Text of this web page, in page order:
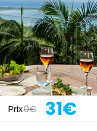
Prix0€ 31€